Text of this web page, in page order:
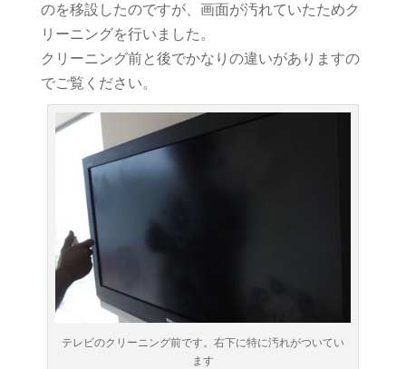
のを移設したのですが、画面が汚れていたためク
リーニングを行いました。
クリーニング前と後でかなりの違いがありますの
でご覧ください。
テレビのクリーニング前です。右下に特に汚れがついてい
ます